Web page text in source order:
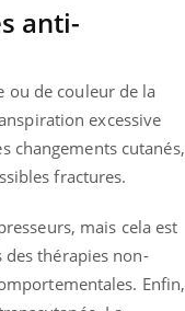
anti-
ou de couleur de la
excessive
changements cutanés,
fractures.
mais cela est
des thérapies non-
Enfin,